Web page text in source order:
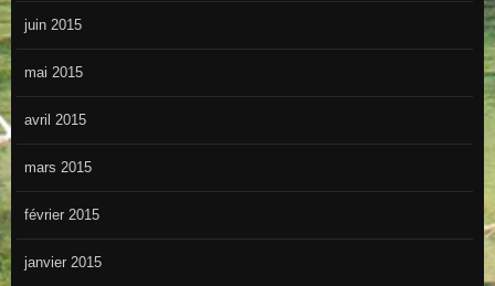
juin 2015
mai 2015
avril 2015
mars 2015
février 2015
janvier 2015